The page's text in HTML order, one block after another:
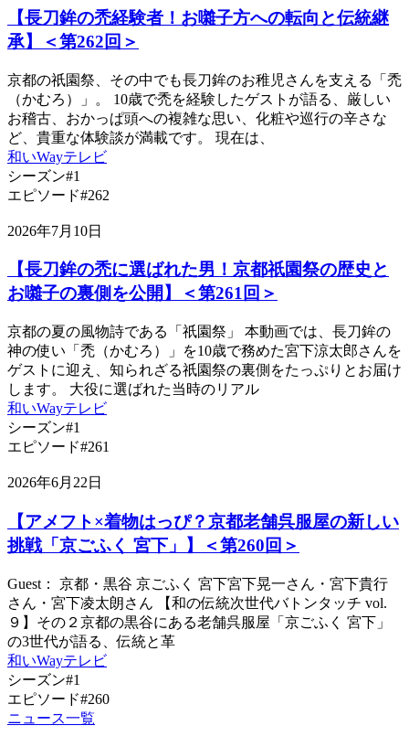
【長刀鉾の禿経験者！お囃子方への転向と伝統継
承】＜第262回＞
京都の祇園祭、その中でも長刀鉾のお稚児さんを支える「禿
（かむろ）」。 10歳で禿を経験したゲストが語る、厳しい
お稽古、おかっぱ頭への複雑な思い、化粧や巡行の辛さな
ど、貴重な体験談が満載です。 現在は、
和いWayテレビ
シーズン#1
エピソード#262
2026年7月10日
【長刀鉾の禿に選ばれた男！京都祇園祭の歴史と
お囃子の裏側を公開】＜第261回＞
京都の夏の風物詩である「祇園祭」 本動画では、長刀鉾の
神の使い「禿（かむろ）」を10歳で務めた宮下涼太郎さんを
ゲストに迎え、知られざる祇園祭の裏側をたっぷりとお届け
します。 大役に選ばれた当時のリアル
和いWayテレビ
シーズン#1
エピソード#261
2026年6月22日
【アメフト×着物はっぴ？京都老舗呉服屋の新しい
挑戦「京ごふく 宮下」】＜第260回＞
Guest： 京都・黒谷 京ごふく 宮下宮下晃一さん・宮下貴行
さん・宮下凌太朗さん 【和の伝統次世代バトンタッチ vol.
９】その２京都の黒谷にある老舗呉服屋「京ごふく 宮下」
の3世代が語る、伝統と革
和いWayテレビ
シーズン#1
エピソード#260
ニュース一覧